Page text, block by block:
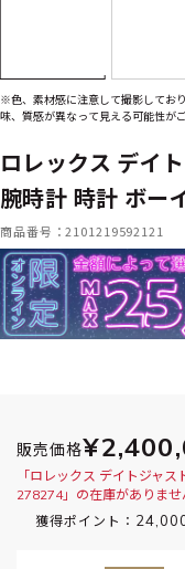
※色、素材感に注意して撮影してお
味、質感が異なって見える可能性がご
ロレックス デイ
腕時計 時計 ボー
商品番号：2101219592121
販売価格
「ロレックス デイトジャ
278274」の在庫がありませ
獲得ポイント：